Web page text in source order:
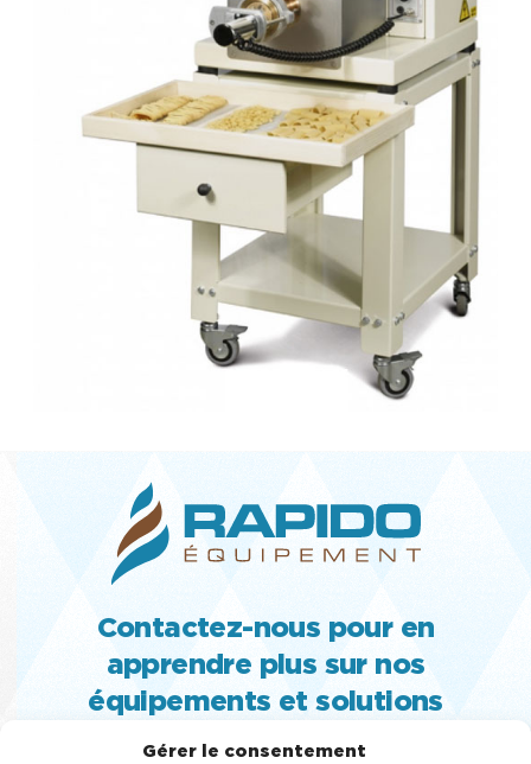
Gérer le consentement
Contactez-nous pour en
apprendre plus sur nos
équipements et solutions
MACHINE À CRÈME GLACÉE MOLLE,